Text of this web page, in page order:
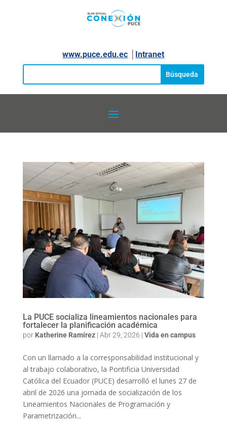
www.puce.edu.ec Intranet
La PUCE socializa lineamientos nacionales para
fortalecer la planificación académica
por Katherine Ramírez| Abr 29, 2026 | Vida en campus
Con un llamado a la corresponsabilidad institucional y
al trabajo colaborativo, la Pontificia Universidad
Católica del Ecuador (PUCE) desarrolló el lunes 27 de
abril de 2026 una jornada de socialización de los
Lineamientos Nacionales de Programación y
Parametrización...